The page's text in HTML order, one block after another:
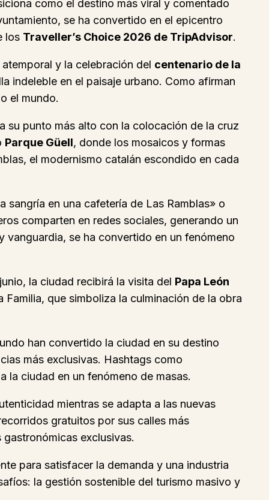
como el destino más viral y comentado
se ha convertido en el epicentro
los Traveller’s Choice 2026 de TripAdvisor.
y la celebración del centenario de la
indeleble en el paisaje urbano. Como afirman
el mundo.
su punto más alto con la colocación de la cruz
Parque Güell, donde los mosaicos y formas
el modernismo catalán escondido en cada
en una cafetería de Las Ramblas» o
comparten en redes sociales, generando un
se ha convertido en un fenómeno
la ciudad recibirá la visita del Papa León
que simboliza la culminación de la obra
han convertido la ciudad en su destino
más exclusivas. Hashtags como
la ciudad en un fenómeno de masas.
mientras se adapta a las nuevas
gratuitos por sus calles más
exclusivas.
para satisfacer la demanda y una industria
la gestión sostenible del turismo masivo y